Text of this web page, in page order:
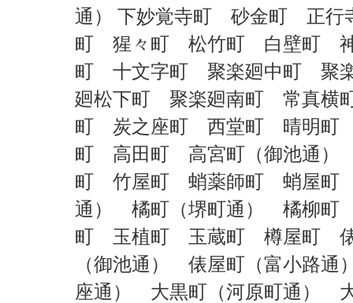
通） 下妙覚寺町 砂金町 正
町 猩々町 松竹町 白壁町
町 十文字町 聚楽廻中町 聚
廻松下町 聚楽廻南町 常真
町 炭之座町 西堂町 晴明町
町 高田町 高宮町（御池通）
町 竹屋町 蛸薬師町 蛸屋町
通） 橘町（堺町通） 橘柳
町 玉植町 玉蔵町 樽屋町 俵
（御池通） 俵屋町（富小路
座通） 大黒町（河原町通）